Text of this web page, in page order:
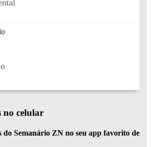
no celular
do Semanário ZN no seu app favorito de